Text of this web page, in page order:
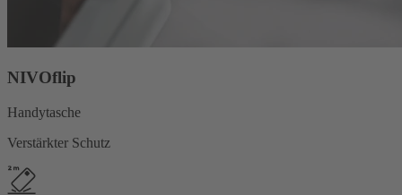
NIVOflip
Handytasche
Verstärkter Schutz